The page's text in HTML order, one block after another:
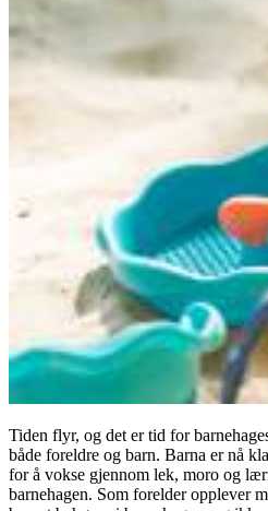
Tiden flyr, og det er tid for
både foreldre og barn. Barna er nå
for å vokse gjennom lek, moro og
barnehagen. Som forelder opplever